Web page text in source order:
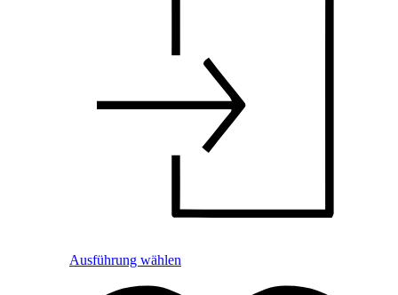
Ausführung wählen